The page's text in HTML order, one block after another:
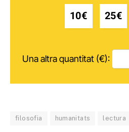
10€ 25€
Una altra quantitat (€):
filosofia humanitats lectura